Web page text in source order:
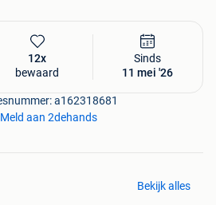
12x
bewaard
Sinds
11 mei '26
a162318681
Meld aan 2dehands
Bekijk alles